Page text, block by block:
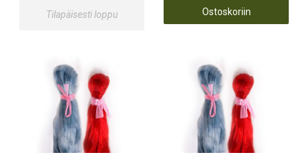
Tilapäisesti loppu Ostoskoriin